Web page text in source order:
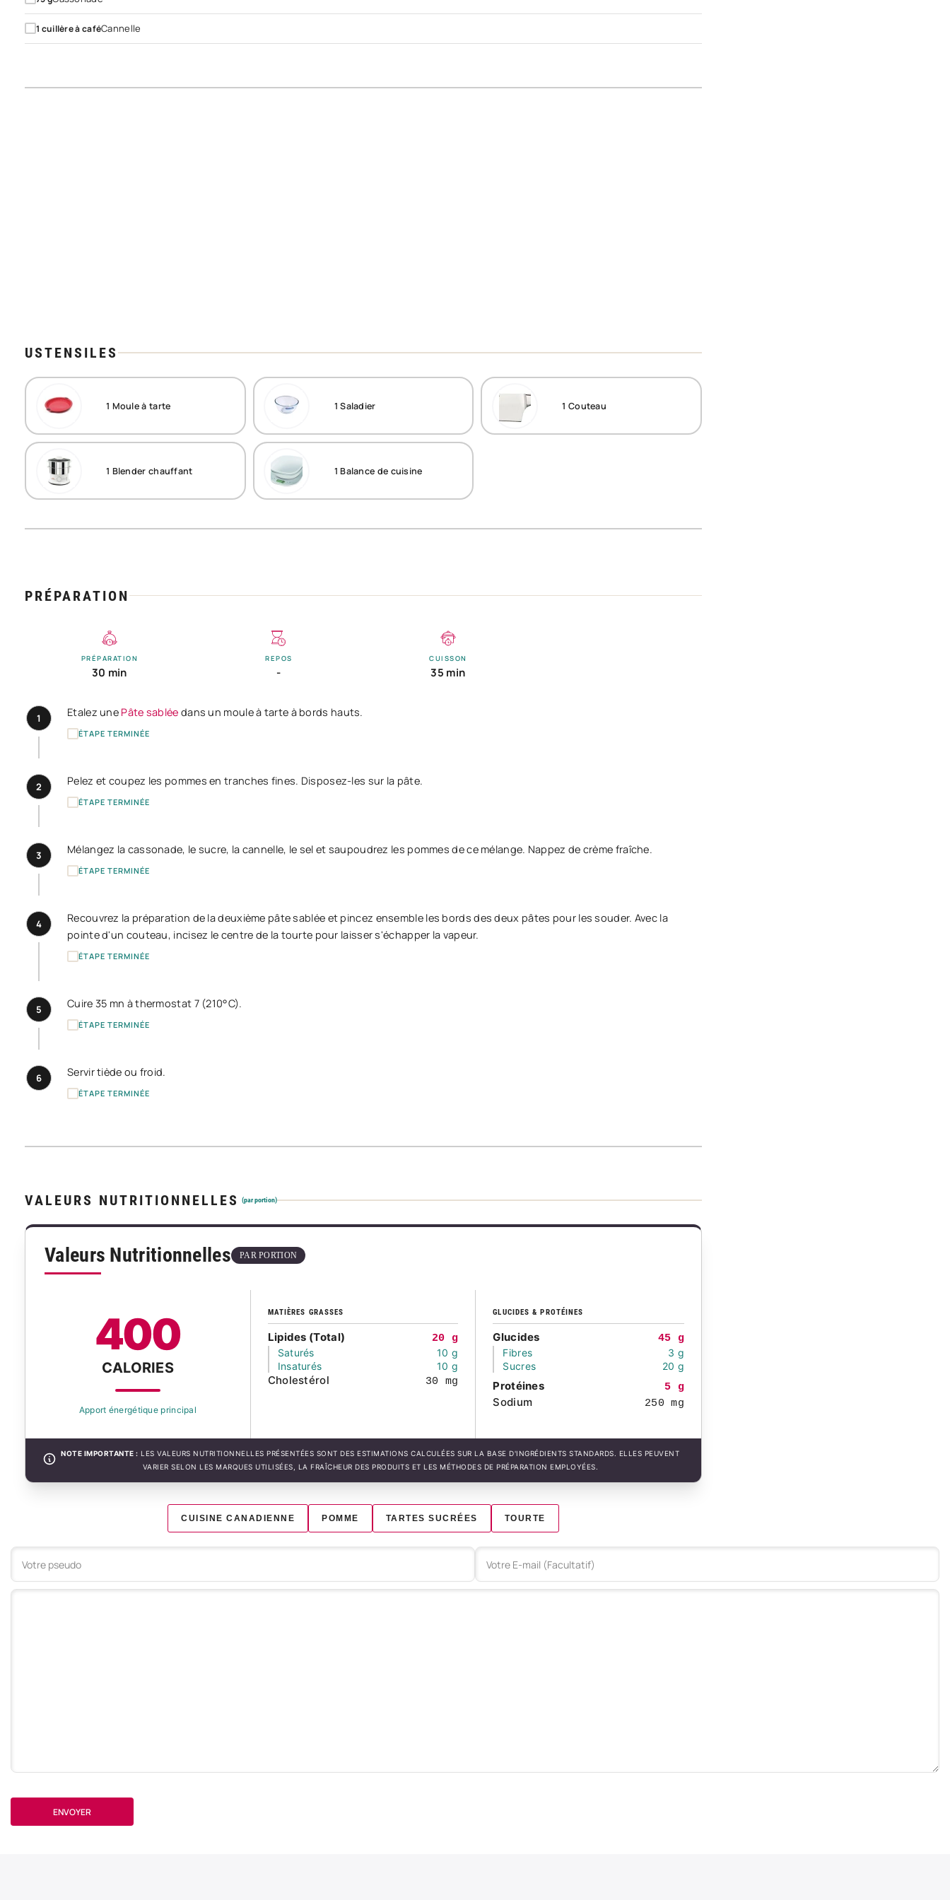
1 cuillère à caféCannelle
USTENSILES
1 Moule à tarte 1 Saladier 1 Couteau
1 Blender chauffant 1 Balance de cuisine
PRÉPARATION
PRÉPARATION
30 min
REPOS
-
CUISSON
35 min
1 Etalez une Pâte sablée dans un moule à tarte à bords hauts.
ÉTAPE TERMINÉE
2 Pelez et coupez les pommes en tranches fines. Disposez-les sur la pâte.
ÉTAPE TERMINÉE
3 Mélangez la cassonade, le sucre, la cannelle, le sel et saupoudrez les pommes de ce mélange. Nappez de crème fraîche.
ÉTAPE TERMINÉE
4
Recouvrez la préparation de la deuxième pâte sablée et pincez ensemble les bords des deux pâtes pour les souder. Avec la
pointe d'un couteau, incisez le centre de la tourte pour laisser s'échapper la vapeur.
ÉTAPE TERMINÉE
5 Cuire 35 mn à thermostat 7 (210°C).
ÉTAPE TERMINÉE
6 Servir tiède ou froid.
ÉTAPE TERMINÉE
VALEURS NUTRITIONNELLES (par portion)
Valeurs Nutritionnelles PAR PORTION
400
CALORIES
Apport énergétique principal
MATIÈRES GRASSES
Lipides (Total)
20 g
Saturés
10 g
Insaturés
10 g
Cholestérol 30 mg
GLUCIDES & PROTÉINES
Glucides
45 g
Fibres
3 g
Sucres
20 g
Protéines 5 g
Sodium 250 mg
NOTE IMPORTANTE : LES VALEURS NUTRITIONNELLES PRÉSENTÉES SONT DES ESTIMATIONS CALCULÉES SUR LA BASE D'INGRÉDIENTS STANDARDS. ELLES PEUVENT
VARIER SELON LES MARQUES UTILISÉES, LA FRAÎCHEUR DES PRODUITS ET LES MÉTHODES DE PRÉPARATION EMPLOYÉES.
CUISINE CANADIENNE POMME TARTES SUCRÉES TOURTE
Votre commentaire
ENVOYER